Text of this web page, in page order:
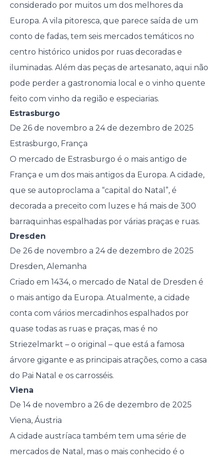
considerado por muitos um dos melhores da
Europa. A vila pitoresca, que parece saída de um
conto de fadas, tem seis mercados temáticos no
centro histórico unidos por ruas decoradas e
iluminadas. Além das peças de artesanato, aqui não
pode perder a gastronomia local e o vinho quente
feito com vinho da região e especiarias.
Estrasburgo
De 26 de novembro a 24 de dezembro de 2025
Estrasburgo, França
O mercado de Estrasburgo é o mais antigo de
França e um dos mais antigos da Europa. A cidade,
que se autoproclama a “capital do Natal”, é
decorada a preceito com luzes e há mais de 300
barraquinhas espalhadas por várias praças e ruas.
Dresden
De 26 de novembro a 24 de dezembro de 2025
Dresden, Alemanha
Criado em 1434, o mercado de Natal de Dresden é
o mais antigo da Europa. Atualmente, a cidade
conta com vários mercadinhos espalhados por
quase todas as ruas e praças, mas é no
Striezelmarkt – o original – que está a famosa
árvore gigante e as principais atrações, como a casa
do Pai Natal e os carrosséis.
Viena
De 14 de novembro a 26 de dezembro de 2025
Viena, Áustria
A cidade austríaca também tem uma série de
mercados de Natal, mas o mais conhecido é o